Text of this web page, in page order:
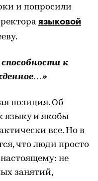
и попросили
языковой
к
позиция. Об
языку и якобы
все. Но в
что люди просто
не
занятий,